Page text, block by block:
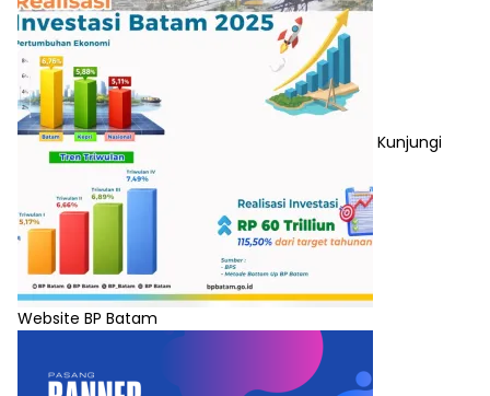
Kunjungi
Website BP Batam